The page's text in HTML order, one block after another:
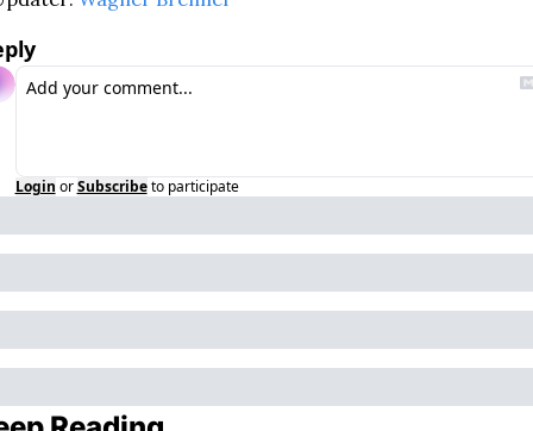
Login or Subscribe to participate